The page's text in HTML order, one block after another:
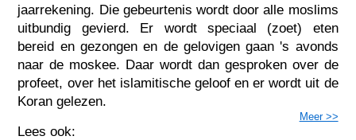
jaarrekening. Die gebeurtenis wordt door alle moslims
uitbundig gevierd. Er wordt speciaal (zoet) eten
bereid en gezongen en de gelovigen gaan 's avonds
naar de moskee. Daar wordt dan gesproken over de
profeet, over het islamitische geloof en er wordt uit de
Koran gelezen.
Meer >>
Lees ook: